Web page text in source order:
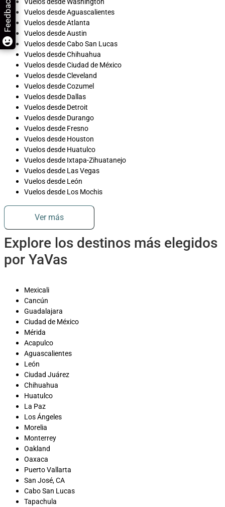
Vuelos desde Aguascalientes
Vuelos desde Atlanta
Vuelos desde Austin
Vuelos desde Cabo San Lucas
Vuelos desde Chihuahua
Vuelos desde Ciudad de México
Vuelos desde Cleveland
Vuelos desde Cozumel
Vuelos desde Dallas
Vuelos desde Detroit
Vuelos desde Durango
Vuelos desde Fresno
Vuelos desde Houston
Vuelos desde Huatulco
Vuelos desde Ixtapa-Zihuatanejo
Vuelos desde Las Vegas
Vuelos desde León
Vuelos desde Los Mochis
Ver más
Explore los destinos más elegidos
por YaVas
Mexicali
Cancún
Guadalajara
Ciudad de México
Mérida
Acapulco
Aguascalientes
León
Ciudad Juárez
Chihuahua
Huatulco
La Paz
Los Ángeles
Morelia
Monterrey
Oakland
Oaxaca
Puerto Vallarta
San José, CA
Cabo San Lucas
Tapachula
Feedback